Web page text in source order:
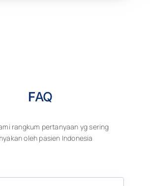
FAQ
rangkum pertanyaan yg sering
oleh pasien Indonesia